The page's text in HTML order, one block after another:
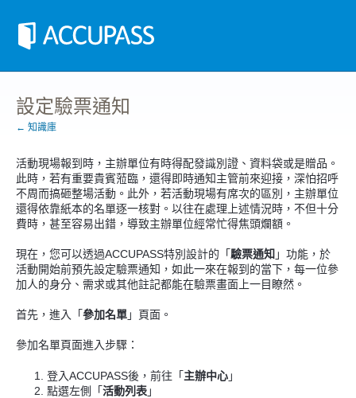
設定驗票通知
← 知識庫
活動現場報到時，主辦單位有時得配發識別證、資料袋或是贈品。
此時，若有重要貴賓蒞臨，還得即時通知主管前來迎接，深怕招呼
不周而搞砸整場活動。此外，若活動現場有席次的區別，主辦單位
還得依靠紙本的名單逐一核對。以往在處理上述情況時，不但十分
費時，甚至容易出錯，導致主辦單位經常忙得焦頭爛額。
現在，您可以透過ACCUPASS特別設計的「驗票通知 」功能，於
活動開始前預先設定驗票通知，如此一來在報到的當下，每一位參
加人的身分、需求或其他註記都能在驗票畫面上一目瞭然。
首先，進入「參加名單」頁面。
參加名單頁面進入步驟：
登入ACCUPASS後，前往「主辦中心」
點選左側「活動列表」